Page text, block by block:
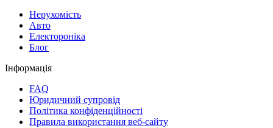
Нерухомість
Авто
Електороніка
Блог
Інформація
FAQ
Юридичний супровід
Політика конфіденційності
Правила використання веб-сайту